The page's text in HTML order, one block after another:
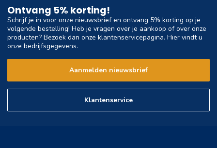
Ontvang 5% korting!
Schrijf je in voor onze nieuwsbrief en ontvang 5% korting op je
volgende bestelling! Heb je vragen over je aankoop of over onze
producten? Bezoek dan onze klantenservicepagina. Hier vindt u
onze bedrijfsgegevens.
Aanmelden nieuwsbrief
Klantenservice